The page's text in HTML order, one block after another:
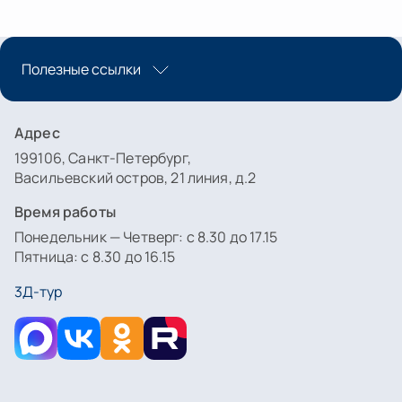
Полезные ссылки
Адрес
199106, Санкт-Петербург,
Васильевский остров, 21 линия, д.2
Время работы
Понедельник — Четверг: с 8.30 до 17.15
Пятница: с 8.30 до 16.15
3Д-тур